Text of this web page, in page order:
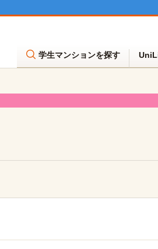
学生マンションを探す